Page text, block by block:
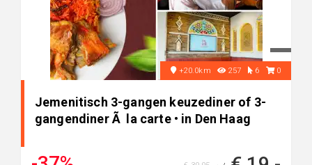
+20.0km 257 6 0
Jemenitisch 3-gangen keuzediner of 3-
gangendiner Ã la carte • in Den Haag